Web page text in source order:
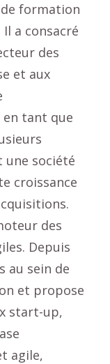
de formation
Il a consacré
des
et aux
tant que
une société
croissance
des
Depuis
au sein de
et propose
start-up,
agile,